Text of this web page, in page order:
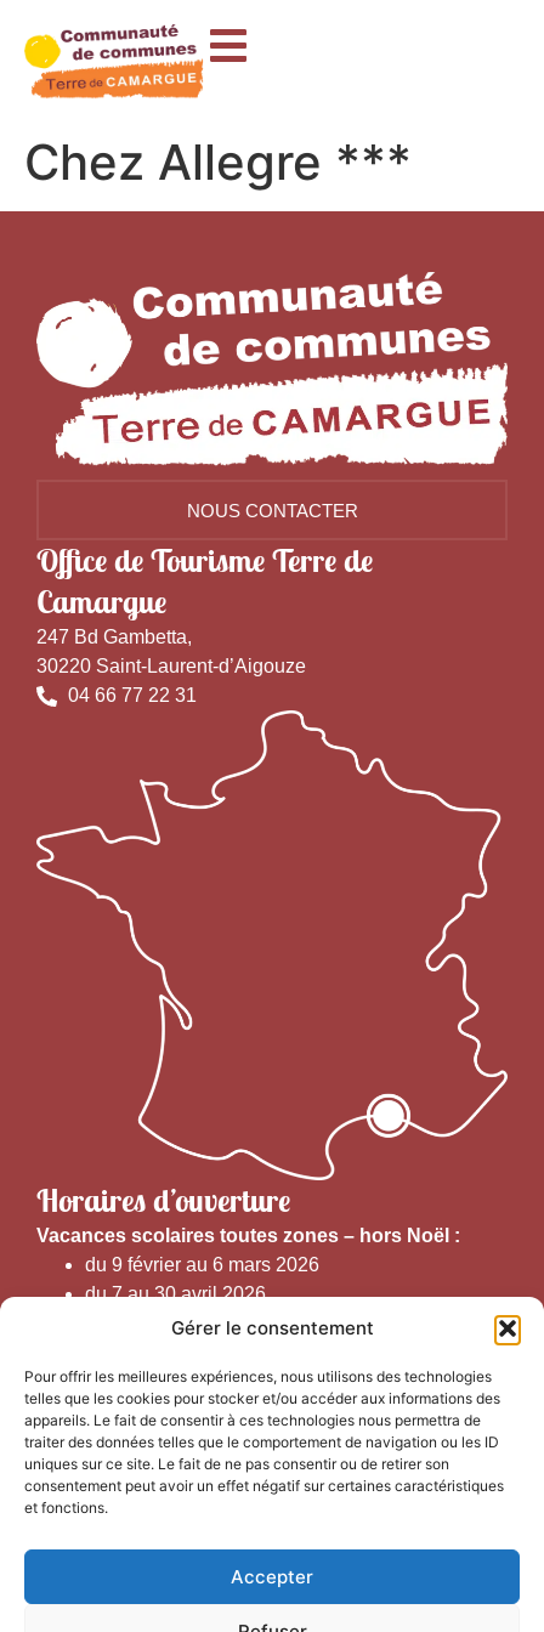
Gérer le consentement
Pour offrir les meilleures expériences, nous utilisons des technologies
telles que les cookies pour stocker et/ou accéder aux informations des
appareils. Le fait de consentir à ces technologies nous permettra de
traiter des données telles que le comportement de navigation ou les ID
uniques sur ce site. Le fait de ne pas consentir ou de retirer son
consentement peut avoir un effet négatif sur certaines caractéristiques
et fonctions.
Accepter
principal
Chez Allegre ***
NOUS CONTACTER
Office de Tourisme Terre de
Camargue
247 Bd Gambetta,
30220 Saint-Laurent-d’Aigouze
04 66 77 22 31
Horaires d’ouverture
Vacances scolaires toutes zones – hors Noël :
du 9 février au 6 mars 2026
du 7 au 30 avril 2026
du 1er juin au 30 septembre 2026
Horaires d’ouverture au public :
Du 1er septembre au 30 juin 2026 (hors juillet et août)
du lundi au vendredi de 9h50 à 12h30 et de
Du 1er juillet au 31 août 2026